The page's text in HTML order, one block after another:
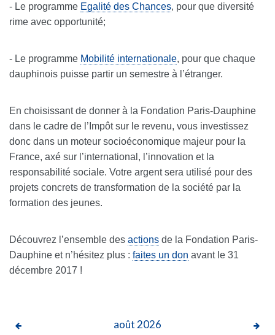
- Le programme Egalité des Chances, pour que diversité
rime avec opportunité;
- Le programme Mobilité internationale, pour que chaque
dauphinois puisse partir un semestre à l’étranger.
En choisissant de donner à la Fondation Paris-Dauphine
dans le cadre de l’Impôt sur le revenu, vous investissez
donc dans un moteur socioéconomique majeur pour la
France, axé sur l’international, l’innovation et la
responsabilité sociale. Votre argent sera utilisé pour des
projets concrets de transformation de la société par la
formation des jeunes.
Découvrez l’ensemble des actions de la Fondation Paris-
Dauphine et n’hésitez plus : faites un don avant le 31
décembre 2017 !
août 2026